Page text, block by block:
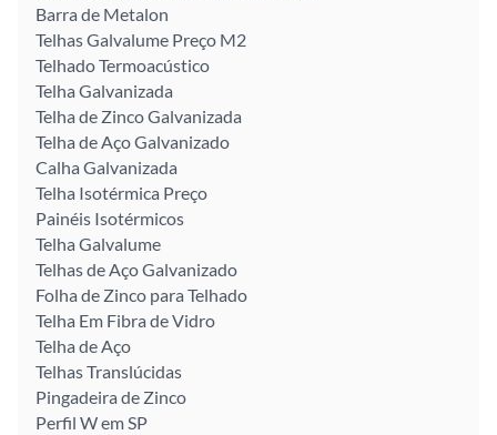
Barra de Metalon
Telhas Galvalume Preço M2
Telhado Termoacústico
Telha Galvanizada
Telha de Zinco Galvanizada
Telha de Aço Galvanizado
Calha Galvanizada
Telha Isotérmica Preço
Painéis Isotérmicos
Telha Galvalume
Telhas de Aço Galvanizado
Folha de Zinco para Telhado
Telha Em Fibra de Vidro
Telha de Aço
Telhas Translúcidas
Pingadeira de Zinco
Perfil W em SP